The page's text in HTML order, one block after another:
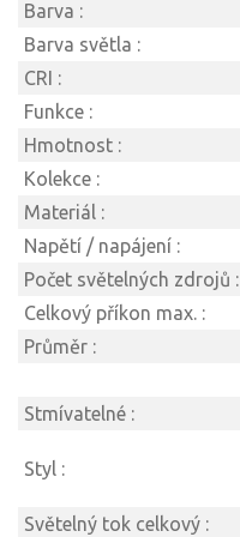
Barva :
Barva světla :
CRI :
Funkce :
Hmotnost :
Kolekce :
Materiál :
Napětí / napájení :
Počet světelných zdrojů :
Celkový příkon max. :
Průměr :
Stmívatelné :
Styl :
Světelný tok celkový :